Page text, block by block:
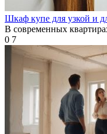
Шкаф купе для узкой и
В современных
0 7